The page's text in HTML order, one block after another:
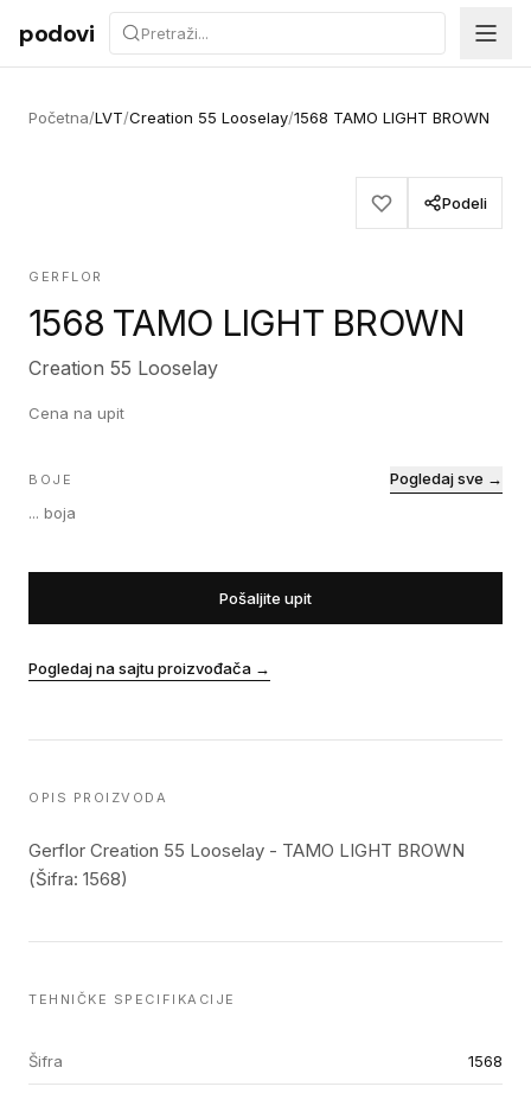
Preskoči na sadržaj
podovi
Početna/LVT/Creation 55 Looselay/1568 TAMO LIGHT BROWN
Podeli
GERFLOR
1568 TAMO LIGHT BROWN
Creation 55 Looselay
Cena na upit
BOJE
... boja
Pogledaj sve →
Pošaljite upit
Pogledaj na sajtu proizvođača →
OPIS PROIZVODA
Gerflor Creation 55 Looselay - TAMO LIGHT BROWN
(Šifra: 1568)
TEHNIČKE SPECIFIKACIJE
Šifra 1568